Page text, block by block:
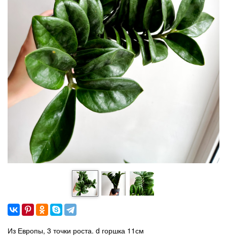
Из Европы, 3 точки роста. d горшка 11см